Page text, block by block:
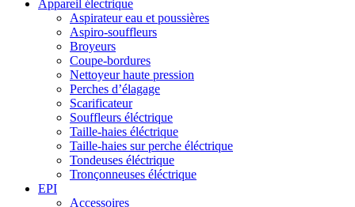
Appareil électrique
Aspirateur eau et poussières
Aspiro-souffleurs
Broyeurs
Coupe-bordures
Nettoyeur haute pression
Perches d’élagage
Scarificateur
Souffleurs éléctrique
Taille-haies éléctrique
Taille-haies sur perche éléctrique
Tondeuses éléctrique
Tronçonneuses éléctrique
EPI
Accessoires